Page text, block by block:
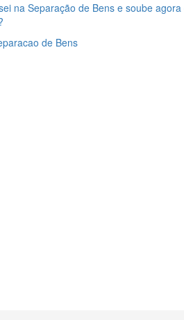
na Separação de Bens e soube
de Bens